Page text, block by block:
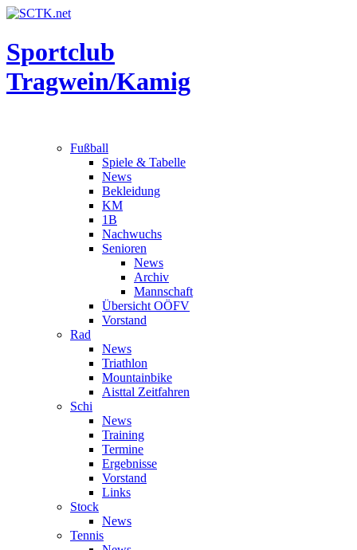
Sportclub
Tragwein/Kamig
Fußball
Spiele & Tabelle
News
Bekleidung
KM
1B
Nachwuchs
Senioren
News
Archiv
Mannschaft
Übersicht OÖFV
Vorstand
Rad
News
Triathlon
Mountainbike
Aisttal Zeitfahren
Schi
News
Training
Termine
Ergebnisse
Vorstand
Links
Stock
News
Tennis